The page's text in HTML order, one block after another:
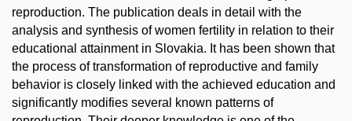
reproduction. The publication deals in detail with the
analysis and synthesis of women fertility in relation to their
educational attainment in Slovakia. It has been shown that
the process of transformation of reproductive and family
behavior is closely linked with the achieved education and
significantly modifies several known patterns of